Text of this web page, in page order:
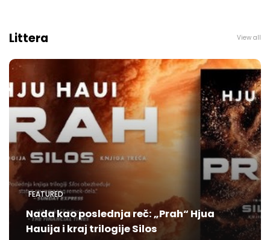
Littera View all
FEATURED
Nada kao poslednja reč: „Prah“ Hjua
Hauija i kraj trilogije Silos